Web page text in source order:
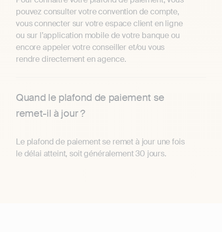
pouvez consulter votre convention de compte,
vous connecter sur votre espace client en ligne
ou sur l’application mobile de votre banque ou
encore appeler votre conseiller et/ou vous
rendre directement en agence.
Quand le plafond de paiement se
remet-il à jour ?
Le plafond de paiement se remet à jour une fois
le délai atteint, soit généralement 30 jours.